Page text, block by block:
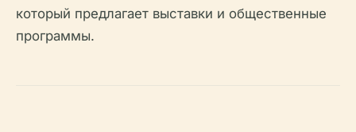
который предлагает выставки и общественные
программы.